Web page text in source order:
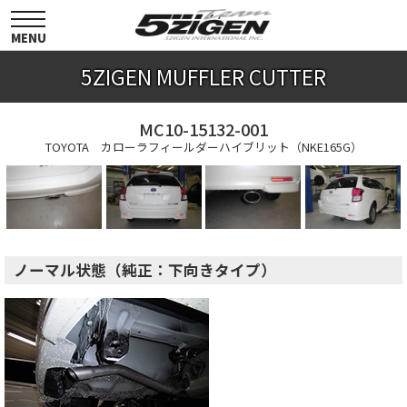
toggle
navigation
MENU
5ZIGEN MUFFLER CUTTER
MC10-15132-001
TOYOTA カローラフィールダーハイブリット（NKE165G）
ノーマル状態（純正：下向きタイプ）